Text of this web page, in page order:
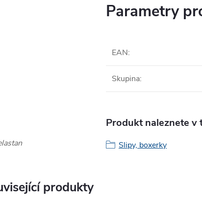
Parametry
EAN:
Skupina:
Produkt naleznete v
Slipy, boxerky
produkty